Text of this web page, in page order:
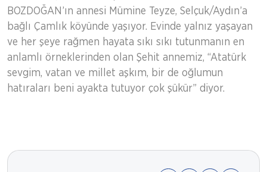
BOZDOĞAN’ın annesi Mümine Teyze, Selçuk/Aydın’a
bağlı Çamlık köyünde yaşıyor. Evinde yalnız yaşayan
ve her şeye rağmen hayata sıkı sıkı tutunmanın en
anlamlı örneklerinden olan Şehit annemiz, “Atatürk
sevgim, vatan ve millet aşkım, bir de oğlumun
hatıraları beni ayakta tutuyor çok şükür” diyor.